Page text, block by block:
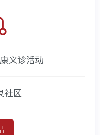
义诊活动
社区